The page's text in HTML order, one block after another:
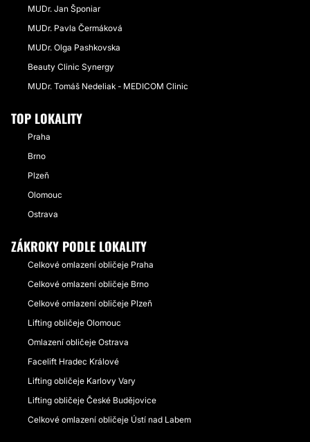
MUDr. Jan Šponiar
MUDr. Pavla Čermáková
MUDr. Olga Pashkovska
Beauty Clinic Synergy
MUDr. Tomáš Nedeliak - MEDICOM Clinic
TOP LOKALITY
Praha
Brno
Plzeň
Olomouc
Ostrava
ZÁKROKY PODLE LOKALITY
Celkové omlazení obličeje Praha
Celkové omlazení obličeje Brno
Celkové omlazení obličeje Plzeň
Lifting obličeje Olomouc
Omlazení obličeje Ostrava
Facelift Hradec Králové
Lifting obličeje Karlovy Vary
Lifting obličeje České Budějovice
Celkové omlazení obličeje Ústí nad Labem